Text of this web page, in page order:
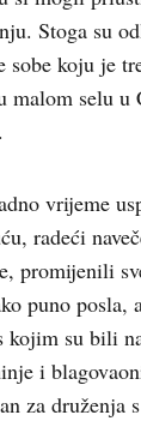
Stoga su
sobe koju je
selu u
vrijeme
radeći
promijenili
puno posla,
kojim su bili
i
za druženja